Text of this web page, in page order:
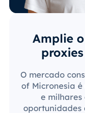
Amplie
O mercado
of Micronesia é
e milhares
oportunidades